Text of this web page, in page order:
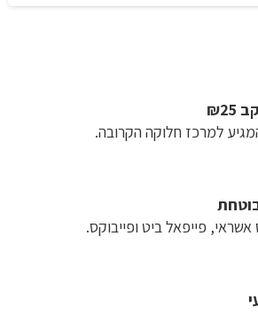
מחירים:
למרכז חלוקה הקרובה.
פייפאל ביט ופייבוקס.